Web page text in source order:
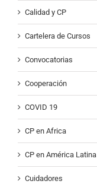
Calidad y CP
Cartelera de Cursos
Convocatorias
Cooperación
COVID 19
CP en Africa
CP en América Latina
Cuidadores